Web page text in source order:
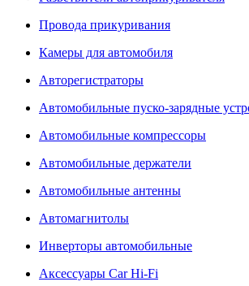
Провода прикуривания
Камеры для автомобиля
Авторегистраторы
Автомобильные пуско-зарядные
Автомобильные компрессоры
Автомобильные держатели
Автомобильные антенны
Автомагнитолы
Инверторы автомобильные
Аксессуары Car Hi-Fi